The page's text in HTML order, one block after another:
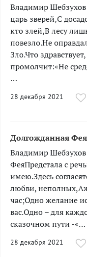
Владимир
царь зверей,С
кто злей,В лесу
повезло.Не
Зло.Что
промолчит:«Не
…
28 декабря 2021
Долгожданная Фея
Владимир
ФеяПредстала с
имею.Здесь
любви, неполных,Аж
час;Одно желание
вас.Одно – для
сказочном пути -«…
28 декабря 2021